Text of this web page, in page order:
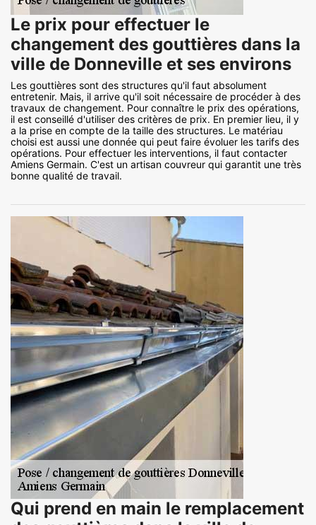
Le prix pour effectuer le
changement des gouttières dans la
ville de Donneville et ses environs
Les gouttières sont des structures qu'il faut absolument
entretenir. Mais, il arrive qu'il soit nécessaire de procéder à des
travaux de changement. Pour connaître le prix des opérations,
il est conseillé d'utiliser des critères de prix. En premier lieu, il y
a la prise en compte de la taille des structures. Le matériau
choisi est aussi une donnée qui peut faire évoluer les tarifs des
opérations. Pour effectuer les interventions, il faut contacter
Amiens Germain. C'est un artisan couvreur qui garantit une très
bonne qualité de travail.
Qui prend en main le remplacement